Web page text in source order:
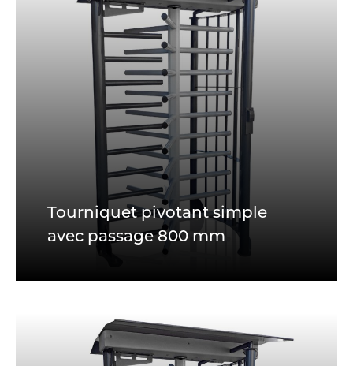
Tourniquet pivotant simple
avec passage 800 mm